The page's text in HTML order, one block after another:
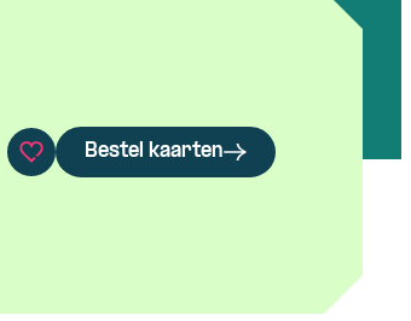
Bestel kaarten